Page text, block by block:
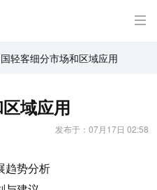
轻客细分市场和区域应用
域应用
发布于：07月17日 02:58
趋势分析